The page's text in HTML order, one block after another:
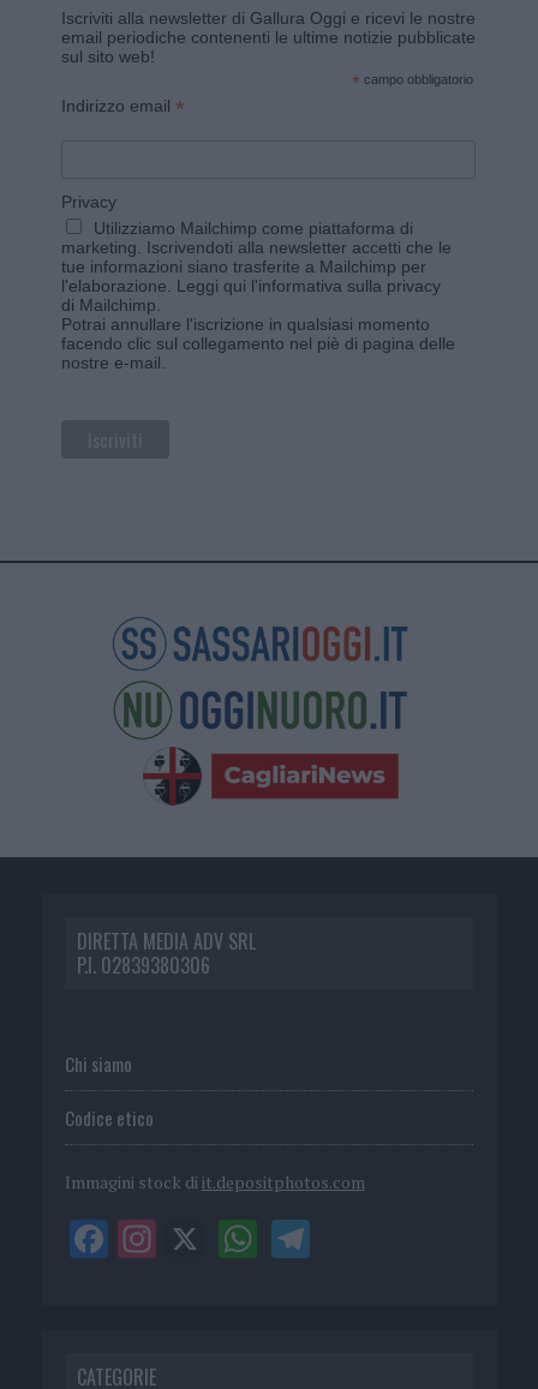
Iscriviti alla newsletter di Gallura Oggi e ricevi le nostre
email periodiche contenenti le ultime notizie pubblicate
sul sito web!
* campo obbligatorio
Indirizzo email *
Privacy
Utilizziamo Mailchimp come piattaforma di
marketing. Iscrivendoti alla newsletter accetti che le
tue informazioni siano trasferite a Mailchimp per
l'elaborazione. Leggi qui l'informativa sulla privacy
di Mailchimp
Potrai annullare l'iscrizione in qualsiasi momento
facendo clic sul collegamento nel piè di pagina delle
nostre e-mail.
DIRETTA MEDIA ADV SRL
P.I. 02839380306
Chi siamo
Codice etico
Immagini stock di it.depositphotos.com
CATEGORIE